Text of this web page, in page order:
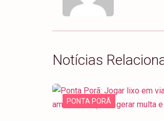
Notícias
PONTA PORÃ